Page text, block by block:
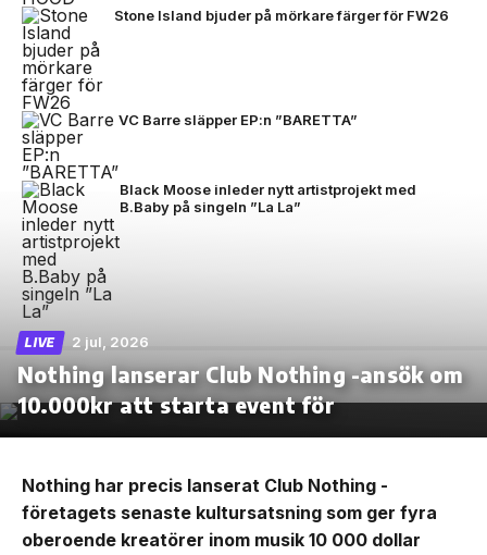
Stone Island bjuder på mörkare färger för FW26
VC Barre släpper EP:n ”BARETTA”
Black Moose inleder nytt artistprojekt med
B.Baby på singeln ”La La”
LIVE 2 jul, 2026
Nothing lanserar Club Nothing -ansök om
10.000kr att starta event för
Nothing har precis lanserat Club Nothing -
företagets senaste kultursatsning som ger fyra
oberoende kreatörer inom musik 10 000 dollar